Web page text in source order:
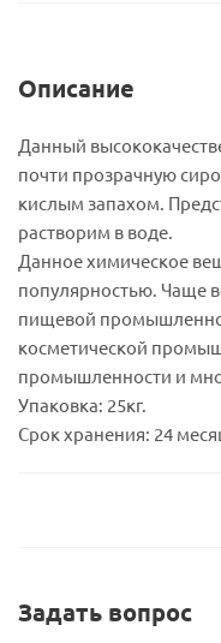
Описание
Данный
почти прозрачную
кислым запахом.
растворим в воде.
Данное химическое
популярностью. Чаще
пищевой
косметической
промышленности и
Упаковка: 25кг.
Срок хранения: 24
Задать вопрос